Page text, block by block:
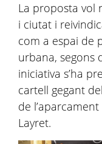
La proposta vol
i ciutat i
com a espai de
urbana, segons
iniciativa s’ha
cartell gegant
de
Layret.